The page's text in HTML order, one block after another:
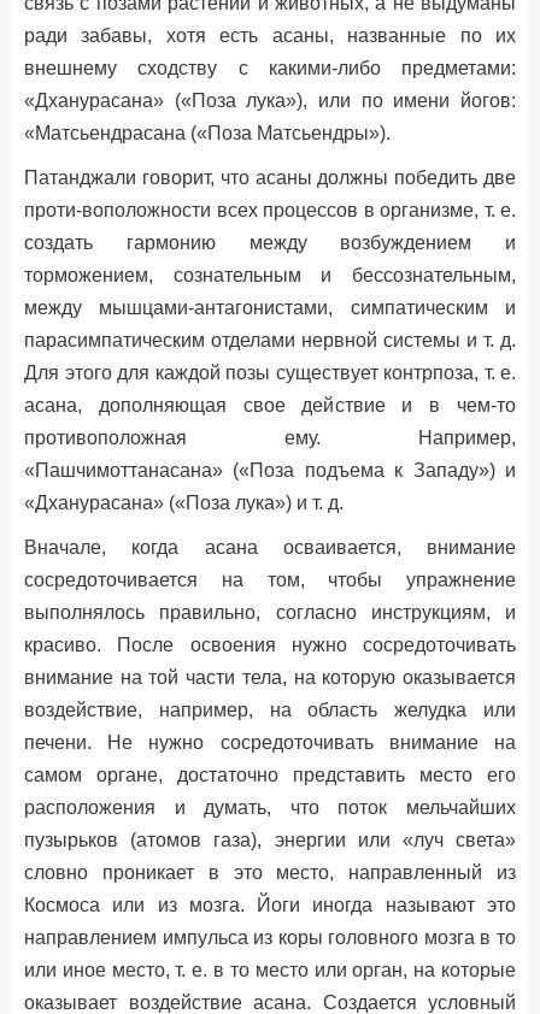
ради забавы, хотя есть асаны, названные по их
внешнему сходству с какими-либо предметами:
«Дханурасана» («Поза лука»), или по имени йогов:
«Матсьендрасана («Поза Матсьендры»).
Патанджали говорит, что асаны должны победить две
проти-воположности всех процессов в организме, т. е.
создать гармонию между возбуждением и
торможением, сознательным и бессознательным,
между мышцами-антагонистами, симпатическим и
парасимпатическим отделами нервной системы и т. д.
Для этого для каждой позы существует контрпоза, т. е.
асана, дополняющая свое действие и в чем-то
противоположная ему. Например,
«Пашчимоттанасана» («Поза подъема к Западу») и
«Дханурасана» («Поза лука») и т. д.
Вначале, когда асана осваивается, внимание
сосредоточивается на том, чтобы упражнение
выполнялось правильно, согласно инструкциям, и
красиво. После освоения нужно сосредоточивать
внимание на той части тела, на которую оказывается
воздействие, например, на область желудка или
печени. Не нужно сосредоточивать внимание на
самом органе, достаточно представить место его
расположения и думать, что поток мельчайших
пузырьков (атомов газа), энергии или «луч света»
словно проникает в это место, направленный из
Космоса или из мозга. Йоги иногда называют это
направлением импульса из коры головного мозга в то
или иное место, т. е. в то место или орган, на которые
оказывает воздействие асана. Создается условный